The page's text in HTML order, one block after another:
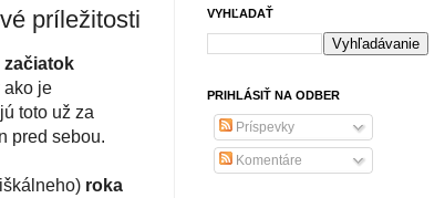
príležitosti
začiatok
ako je
toto už za
pred sebou.
roka
VYHĽADAŤ
PRIHLÁSIŤ NA ODBER
Príspevky
Komentáre